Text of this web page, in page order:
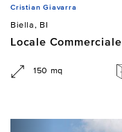
Cristian Giavarra
Biella, BI
Locale Commerciale
150 mq